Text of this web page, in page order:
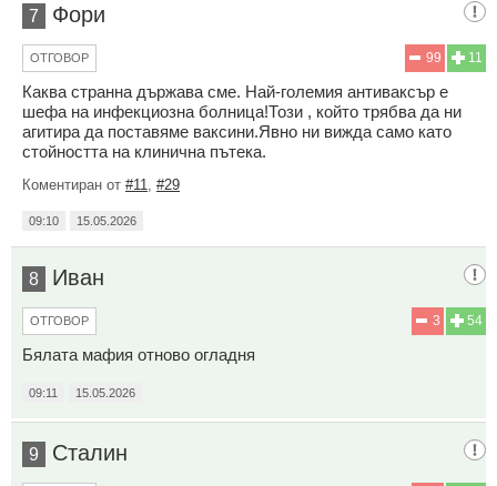
7 Фори
11
99
ОТГОВОР
Каква странна държава сме. Най-големия антиваксър е
шефа на инфекциозна болница!Този , който трябва да ни
агитира да поставяме ваксини.Явно ни вижда само като
стойността на клинична пътека.
Коментиран от #11 #29
09:10 15.05.2026
8 Иван
54
3
ОТГОВОР
Бялата мафия отново огладня
09:11 15.05.2026
9 Сталин